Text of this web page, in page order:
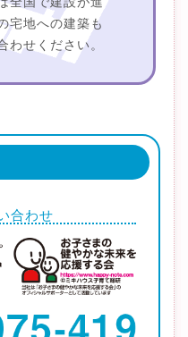
宅地への建築も
せください。
合わせ